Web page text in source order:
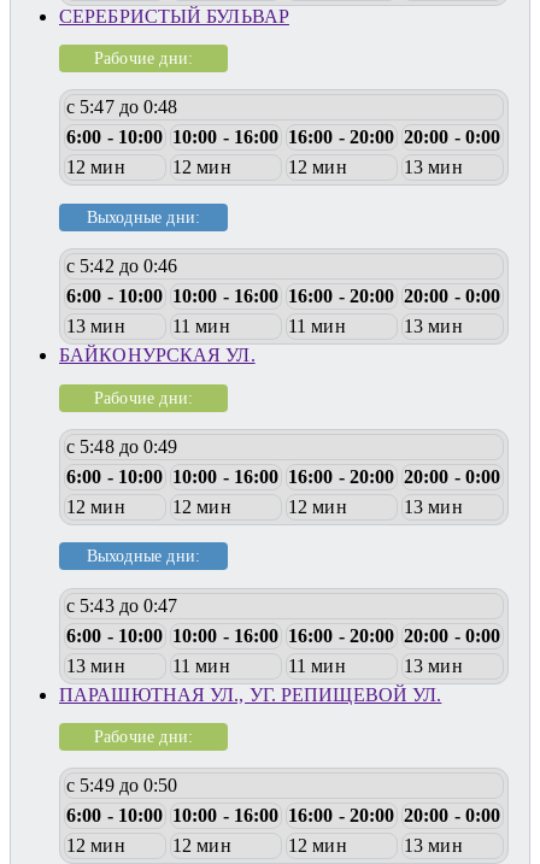
СЕРЕБРИСТЫЙ БУЛЬВАР
Рабочие дни:
с 5:47 до 0:48
6:00 - 10:00 10:00 - 16:00 16:00 - 20:00 20:00 - 0:00
12 мин
12 мин 12 мин 13 мин
Выходные дни:
с 5:42 до 0:46
6:00 - 10:00 10:00 - 16:00 16:00 - 20:00 20:00 - 0:00
13 мин
11 мин 11 мин
13 мин
БАЙКОНУРСКАЯ УЛ.
Рабочие дни:
с 5:48 до 0:49
6:00 - 10:00 10:00 - 16:00 16:00 - 20:00 20:00 - 0:00
12 мин
12 мин 12 мин 13 мин
Выходные дни:
с 5:43 до 0:47
6:00 - 10:00 10:00 - 16:00 16:00 - 20:00 20:00 - 0:00
13 мин
11 мин 11 мин
13 мин
ПАРАШЮТНАЯ УЛ., УГ. РЕПИЩЕВОЙ УЛ.
Рабочие дни:
с 5:49 до 0:50
6:00 - 10:00 10:00 - 16:00 16:00 - 20:00 20:00 - 0:00
12 мин
12 мин 12 мин 13 мин